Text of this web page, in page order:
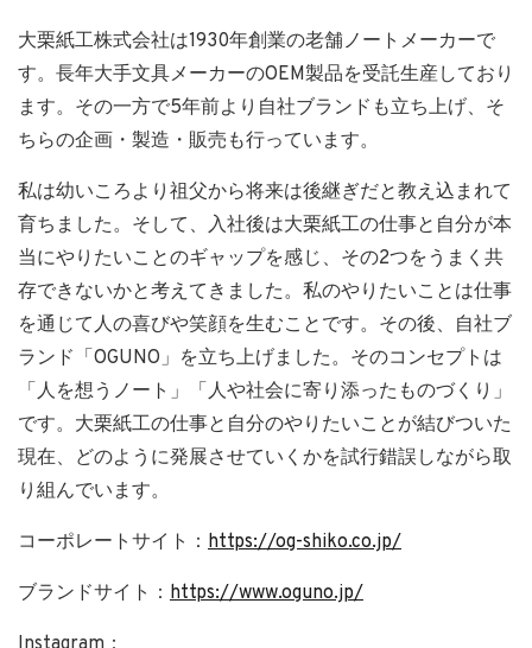
大栗紙工株式会社は1930年創業の老舗ノートメーカーで
す。長年大手文具メーカーのOEM製品を受託生産しており
ます。その一方で5年前より自社ブランドも立ち上げ、そ
ちらの企画・製造・販売も行っています。
私は幼いころより祖父から将来は後継ぎだと教え込まれて
育ちました。そして、入社後は大栗紙工の仕事と自分が本
当にやりたいことのギャップを感じ、その2つをうまく共
存できないかと考えてきました。私のやりたいことは仕事
を通じて人の喜びや笑顔を生むことです。その後、自社ブ
ランド「OGUNO」を立ち上げました。そのコンセプトは
「人を想うノート」「人や社会に寄り添ったものづくり」
です。大栗紙工の仕事と自分のやりたいことが結びついた
現在、どのように発展させていくかを試行錯誤しながら取
り組んでいます。
コーポレートサイト： https://og-shiko.co.jp/
ブランドサイト： https://www.oguno.jp/